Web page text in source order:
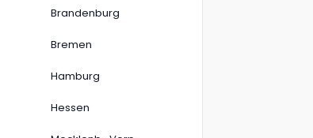
Brandenburg
Bremen
Hamburg
Hessen